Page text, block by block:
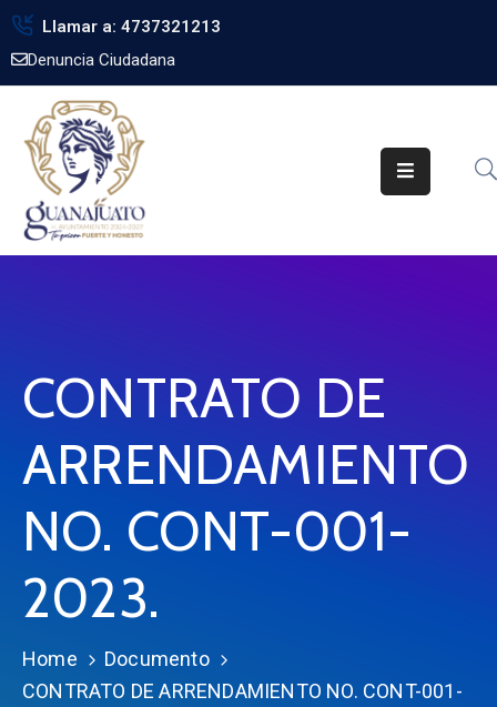
Llamar a: 4737321213
Denuncia Ciudadana
Inicio
Gobierno
Trámites
Noticias
Pública
Biblioteca
CONTRATO DE
ARRENDAMIENTO
NO. CONT-001-
2023.
Home
Documento
CONTRATO DE ARRENDAMIENTO NO. CONT-001-